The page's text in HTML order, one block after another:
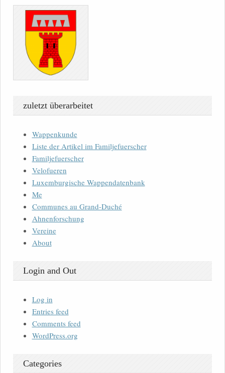
zuletzt überarbeitet
Wappenkunde
Liste der Artikel im Familjefuerscher
Familjefuerscher
Velofueren
Luxemburgische Wappendatenbank
Me
Communes au Grand-Duché
Ahnenforschung
Vereine
About
Login and Out
Log in
Entries feed
Comments feed
WordPress.org
Categories